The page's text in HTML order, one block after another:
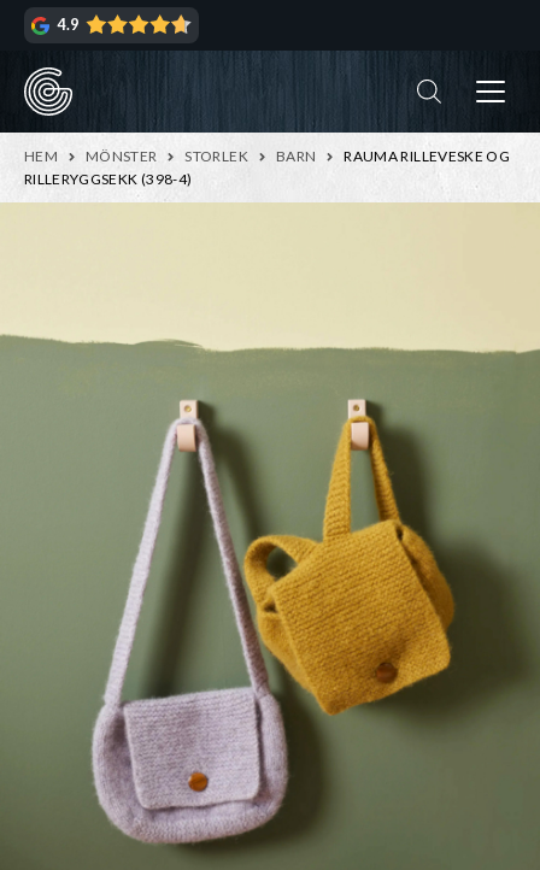
Hoppa
navigering
Hoppa
innehåll
4.9
HEM MÖNSTER STORLEK BARN
RAUMA RILLEVESKE OG
RILLERYGGSEKK (398-4)